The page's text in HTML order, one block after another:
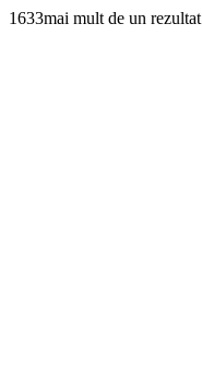
1633mai mult de un rezultat